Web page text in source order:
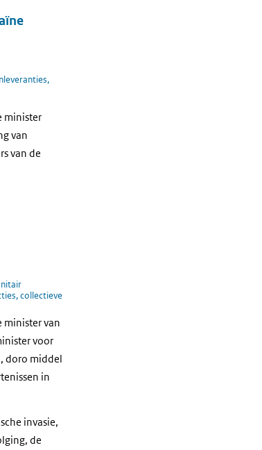
minister
van
van de
collectieve
minister van
voor
doro middel
in
invasie,
de